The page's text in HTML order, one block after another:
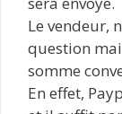
Le vendeur,
question
somme
En effet,